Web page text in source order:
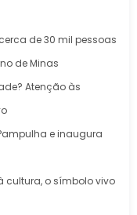
de 30 mil pessoas
de Minas
Atenção às
e inaugura
cultura, o símbolo vivo